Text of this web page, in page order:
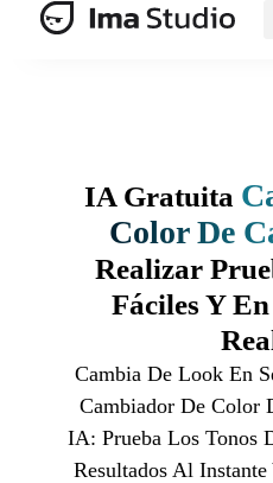
IA Gratuita
Color De
Realizar
Fáciles Y
Cambia De Look En
Cambiador De Color
IA: Prueba Los Tonos
Resultados Al